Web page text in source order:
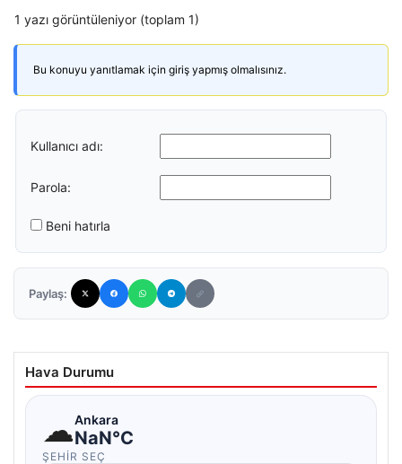
1 yazı görüntüleniyor (toplam 1)
Bu konuyu yanıtlamak için giriş yapmış olmalısınız.
Kullanıcı adı:
Parola:
Beni hatırla
Paylaş:
Hava Durumu
☁Ankara
NaN°C
ŞEHIR SEÇ